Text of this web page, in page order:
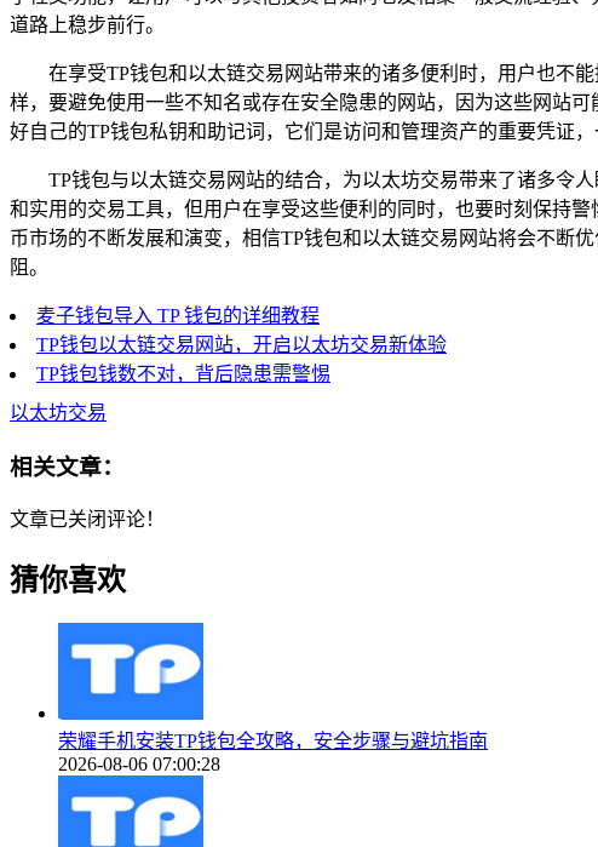
道路上稳步前行。
在享受TP钱包和以太链交易网站带来的诸多便利时，用户也不
样，要避免使用一些不知名或存在安全隐患的网站，因为这些网站
好自己的TP钱包私钥和助记词，它们是访问和管理资产的重要凭证
TP钱包与以太链交易网站的结合，为以太坊交易带来了诸多令
和实用的交易工具，但用户在享受这些便利的同时，也要时刻保持
币市场的不断发展和演变，相信TP钱包和以太链交易网站将会不断
阻。
麦子钱包导入 TP 钱包的详细教程
TP钱包以太链交易网站，开启以太坊交易新体验
TP钱包钱数不对，背后隐患需警惕
以太坊交易
相关文章：
文章已关闭评论！
猜你喜欢
荣耀手机安装TP钱包全攻略，安全步骤与避坑指南
2026-08-06 07:00:28